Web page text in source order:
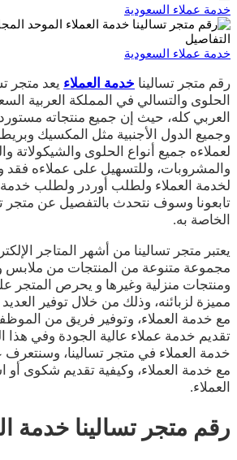
خدمة عملاء السعودية
خدمة عملاء السعودية
رقم متجر تسالينا خدمة العملاء يعد متجر
الحلوى والتسالي في المملكة العربية
العربي كله، حيث إن جميع منتجاته
وجميع الدول الأجنبية مثل المكسيك
لعملاءه جميع أنواع الحلوى والشيكولاتة
والمشروبات، وللتسهيل على عملاءه فقد
لخدمة العملاء ولطلب أوردر ولطلب خدمة
تابعونا وسوف نتحدث بالتفصيل عن متجر
الخاصة به.
يعتبر متجر تسالينا من أشهر المتاجر
مجموعة متنوعة من المنتجات من
ومنتجات منزلية وغيرها و يحرص المتجر
مميزة لزبائنه، وذلك من خلال توفير
مع خدمة العملاء، وتوفير فريق من
تقديم خدمة عملاء عالية الجودة وفي
خدمة العملاء في متجر تسالينا،
مع خدمة العملاء، وكيفية تقديم شكوى
العملاء.
رقم متجر تسالينا خدمة